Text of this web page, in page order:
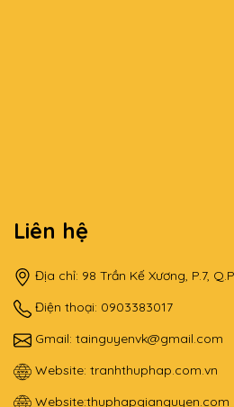
Liên hệ
Địa chỉ: 98 Trần Kế Xương, P.7,
Điện thoại: 0903383017
Gmail: tainguyenvk@gmail.com
Website: tranhthuphap.com.vn
Website:thuphapgianguyen.com